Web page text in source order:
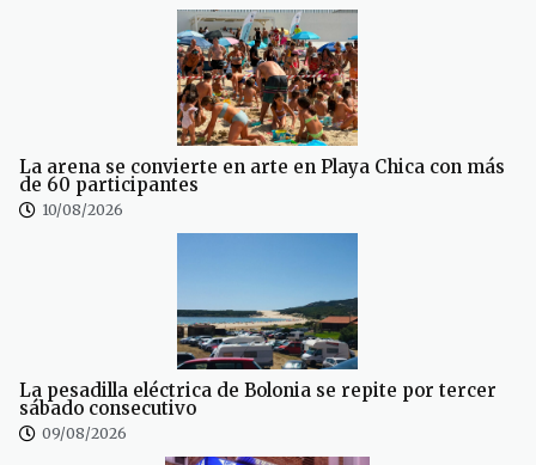
La arena se convierte en arte en Playa Chica con más
de 60 participantes
10/08/2026
La pesadilla eléctrica de Bolonia se repite por tercer
sábado consecutivo
09/08/2026